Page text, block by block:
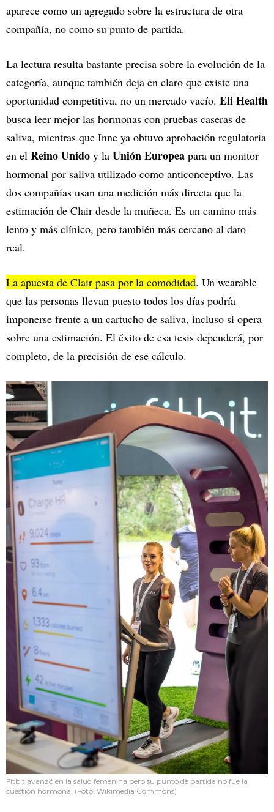
aparece como un agregado sobre la estructura de otra
compañía, no como su punto de partida.
La lectura resulta bastante precisa sobre la evolución de la
categoría, aunque también deja en claro que existe una
oportunidad competitiva, no un mercado vacío. Eli Health
busca leer mejor las hormonas con pruebas caseras de
saliva, mientras que Inne ya obtuvo aprobación regulatoria
en el Reino Unido y la Unión Europea para un monitor
hormonal por saliva utilizado como anticonceptivo. Las
dos compañías usan una medición más directa que la
estimación de Clair desde la muñeca. Es un camino más
lento y más clínico, pero también más cercano al dato
real.
La apuesta de Clair pasa por la comodidad. Un wearable
que las personas llevan puesto todos los días podría
imponerse frente a un cartucho de saliva, incluso si opera
sobre una estimación. El éxito de esa tesis dependerá, por
completo, de la precisión de ese cálculo.
Fitbit avanzó en la salud femenina pero su punto de partida no fue la
cuestión hormonal (Foto: Wikimedia Commons)